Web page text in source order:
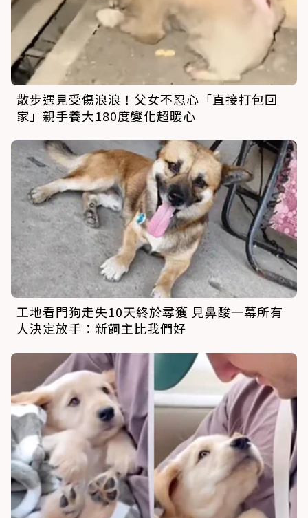
散步遇見受傷浪浪！父女不忍心「直接打包回
家」親手養大180度變化超暖心
工地看門狗走失10天終於尋獲 見鼻酸一幕所有
人決定放手：新飼主比我們好